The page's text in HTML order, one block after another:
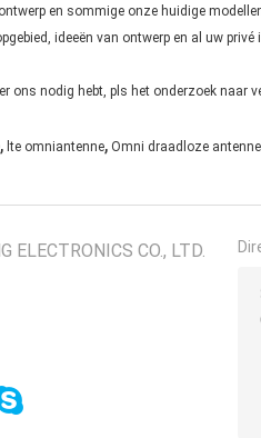
en sommige onze huidige
ideeën van ontwerp en al uw privé
ons nodig hebt, pls het onderzoek naar
, lte omniantenne, Omni draadloze antenne
ELECTRONICS CO., LTD.